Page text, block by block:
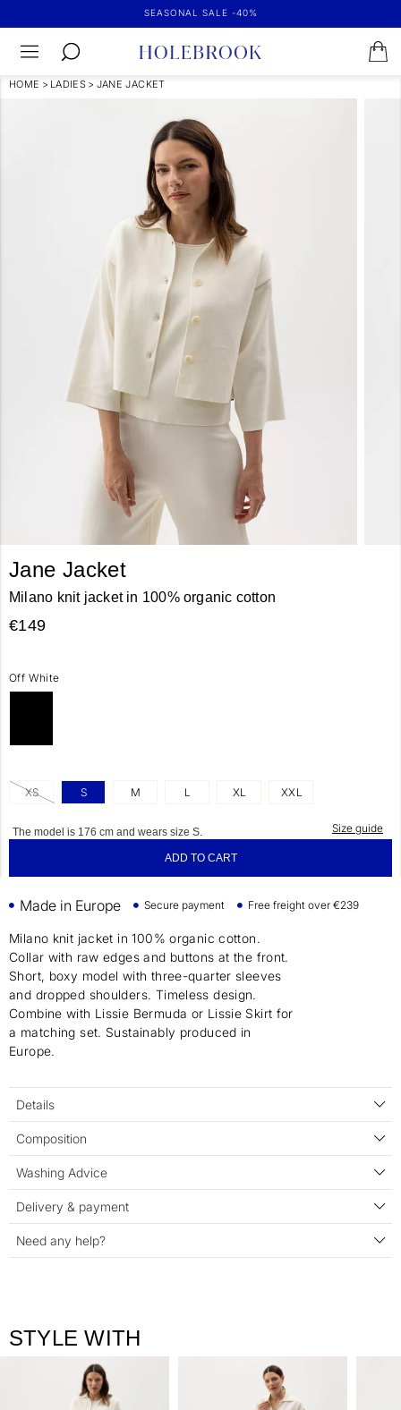
SEASONAL SALE -40%
HOME > LADIES > JANE JACKET
Jane Jacket
Milano knit jacket in 100% organic cotton
€149
Off White
XS S M L XL XXL
Size guide
The model is 176 cm and wears size S.
ADD TO CART
Made in Europe Secure payment Free freight over €239
Milano knit jacket in 100% organic cotton.
Collar with raw edges and buttons at the front.
Short, boxy model with three-quarter sleeves
and dropped shoulders. Timeless design.
Combine with Lissie Bermuda or Lissie Skirt for
a matching set. Sustainably produced in
Europe.
Details
Composition
Washing Advice
Delivery & payment
Need any help?
STYLE WITH